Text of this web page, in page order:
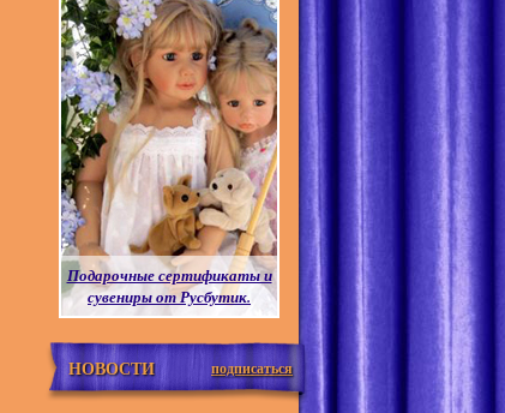
Подарочные сертификаты и
сувениры от Русбутик.
НОВОСТИ подписаться